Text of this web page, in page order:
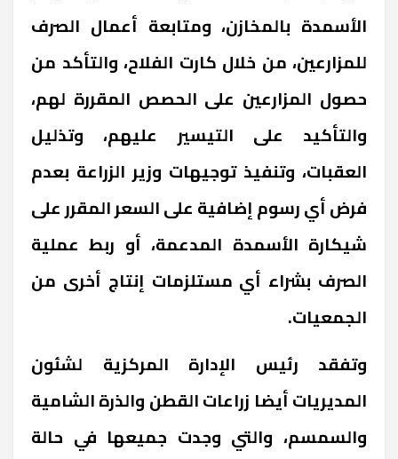
الأسمدة بالمخازن، ومتابعة أعمال الصرف
للمزارعين، من خلال كارت الفلاح، والتأكد من
حصول المزارعين على الحصص المقررة لهم،
والتأكيد على التيسير عليهم، وتذليل
العقبات، وتنفيذ توجيهات وزير الزراعة بعدم
فرض أي رسوم إضافية على السعر المقرر على
شيكارة الأسمدة المدعمة، أو ربط عملية
الصرف بشراء أي مستلزمات إنتاج أخرى من
الجمعيات.
وتفقد رئيس الإدارة المركزية لشئون
المديريات أيضا زراعات القطن والذرة الشامية
والسمسم، والتي وجدت جميعها في حالة